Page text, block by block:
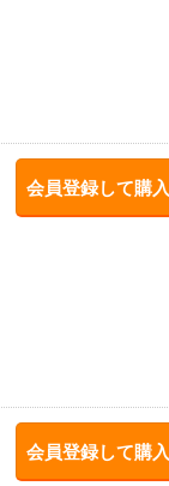
会員登録して購入
会員登録して購入